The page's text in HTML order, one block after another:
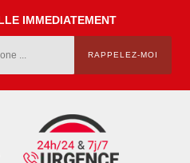
IMMEDIATEMENT